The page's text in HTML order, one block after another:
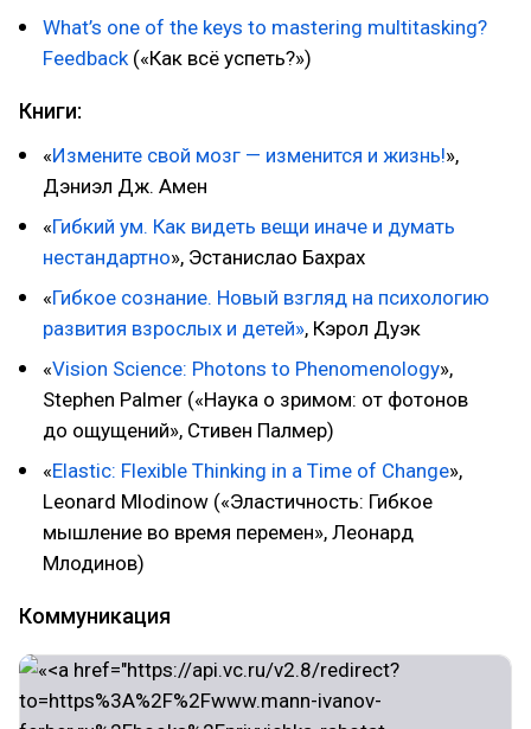
What’s one of the keys to mastering multitasking?
Feedback(«Как всё успеть?»)
Книги:
«Измените свой мозг — изменится и жизнь!»,
Дэниэл Дж. Амен
«Гибкий ум. Как видеть вещи иначе и думать
нестандартно», Эстанислао Бахрах
«Гибкое сознание. Новый взгляд на психологию
развития взрослых и детей», Кэрол Дуэк
«Vision Science: Photons to Phenomenology»,
Stephen Palmer («Наука о зримом: от фотонов
до ощущений», Стивен Палмер)
«Elastic: Flexible Thinking in a Time of Change»,
Leonard Mlodinow («Эластичность: Гибкое
мышление во время перемен», Леонард
Млодинов)
Коммуникация